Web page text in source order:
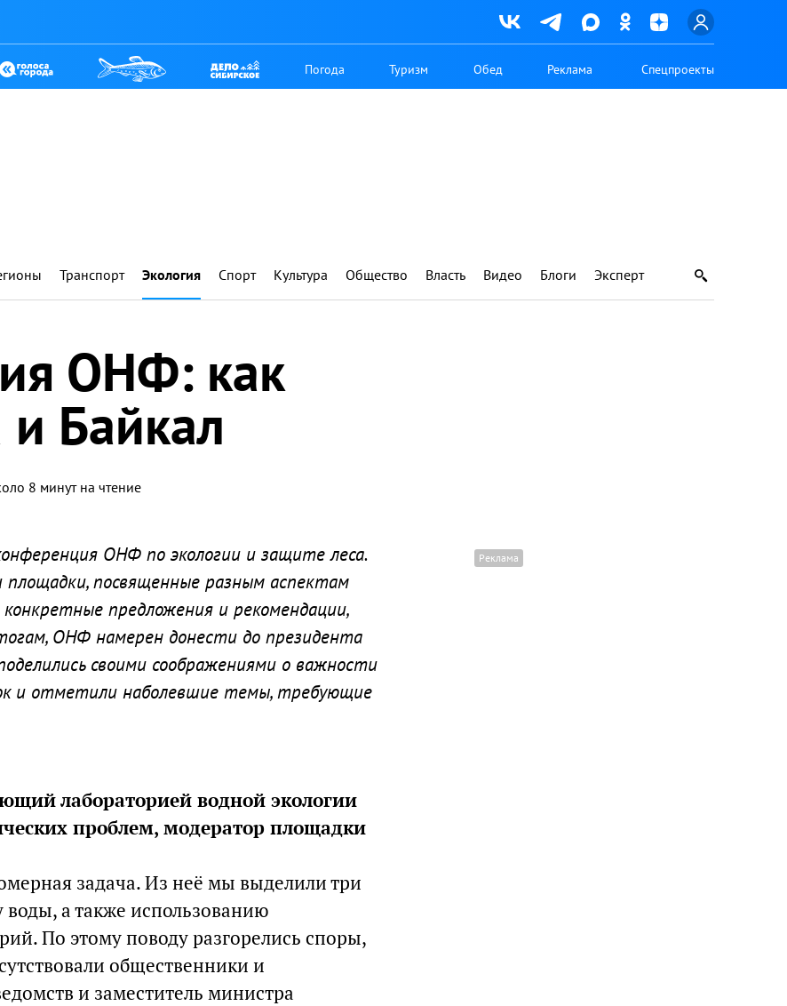
Погода Туризм Обед Реклама Спецпроекты
Транспорт Экология Спорт Культура Общество Власть Видео Блоги Эксперт
ОНФ: как
и Байкал
8 минут на чтение
ОНФ по экологии и защите леса.
посвященные разным аспектам
предложения и рекомендации,
ОНФ намерен донести до президента
своими соображениями о важности
и отметили наболевшие темы, требующие
лабораторией водной экологии
проблем, модератор площадки
задача. Из неё мы выделили три
воды, а также использованию
По этому поводу разгорелись споры,
общественники и
и заместитель министра